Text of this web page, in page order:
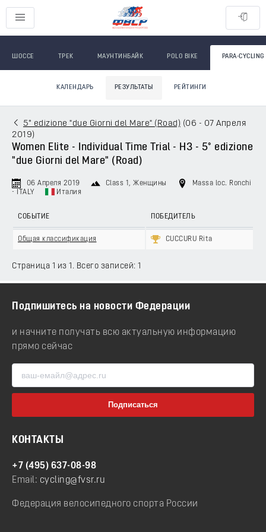
ШОССЕ ТРЕК МАУНТИНБАЙК POLO BIKE PARA-CYCLING
КАЛЕНДАРЬ РЕЗУЛЬТАТЫ РЕЙТИНГИ
5° edizione "due Giorni del Mare" (Road) (06 - 07 Апреля
2019)
Women Elite - Individual Time Trial - H3 - 5° edizione
"due Giorni del Mare" (Road)
06 Апреля 2019 Class 1 , Женщины
Massa loc. Ronchi
- ITALY
Италия
СОБЫТИЕ ПОБЕДИТЕЛЬ
Общая классификация CUCCURU Rita
Страница 1 из 1. Всего записей: 1
Подпишитесь на новости Федерации
и начните получать всю актуальную информацию
прямо сейчас
КОНТАКТЫ
+7 (495) 637-08-98
Email: cycling@fvsr.ru
Федерация велосипедного спорта России